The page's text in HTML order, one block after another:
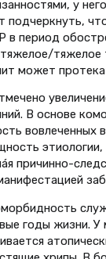
у
подчеркнуть,
период
тяжелое
может
В основе
вовлеченных
этиологии,
причинно-
годы жизни. У